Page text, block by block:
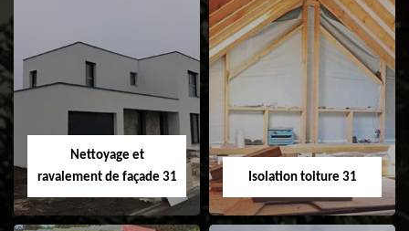
Pose et
changement de
fenêtre de toit et
Velux 31
Nettoyage et pose
Nettoyage et
ravalement de façade 31
Isolation toiture 31